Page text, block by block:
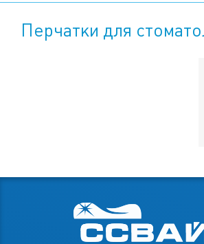
Перчатки для